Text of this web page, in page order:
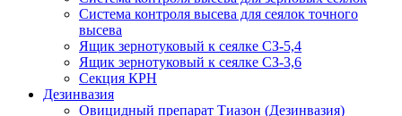
Система контроля высева для сеялок точного
высева
Ящик зернотуковый к сеялке СЗ-5,4
Ящик зернотуковый к сеялке СЗ-3,6
Секция КРН
Дезинвазия
Овицидный препарат Тиазон (Дезинвазия)